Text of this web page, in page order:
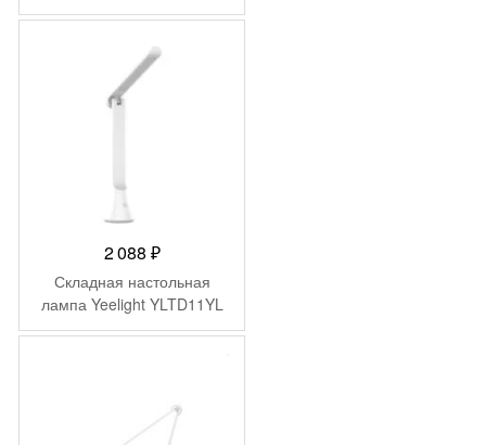
2 088 ₽
Складная настольная
лампа Yeelight YLTD11YL